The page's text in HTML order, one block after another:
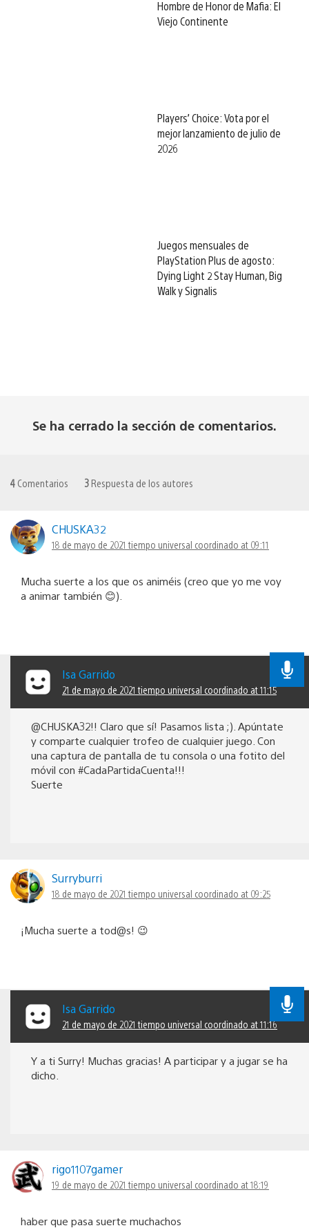
Hombre de Honor de Mafia: El
Viejo Continente
Players’ Choice: Vota por el
mejor lanzamiento de julio de
2026
Juegos mensuales de
PlayStation Plus de agosto:
Dying Light 2 Stay Human, Big
Walk y Signalis
Se ha cerrado la sección de comentarios.
4 Comentarios 3 Respuesta de los autores
CHUSKA32
18 de mayo de 2021 tiempo universal coordinado at 09:11
Mucha suerte a los que os animéis (creo que yo me voy
a animar también 😊).
Isa Garrido
21 de mayo de 2021 tiempo universal coordinado at 11:15
@CHUSKA32!! Claro que sí! Pasamos lista ;). Apúntate
y comparte cualquier trofeo de cualquier juego. Con
una captura de pantalla de tu consola o una fotito del
móvil con #CadaPartidaCuenta!!!
Suerte
Surryburri
18 de mayo de 2021 tiempo universal coordinado at 09:25
¡Mucha suerte a tod@s! 😉
Isa Garrido
21 de mayo de 2021 tiempo universal coordinado at 11:16
Y a ti Surry! Muchas gracias! A participar y a jugar se ha
dicho.
rigo1107gamer
19 de mayo de 2021 tiempo universal coordinado at 18:19
haber que pasa suerte muchachos